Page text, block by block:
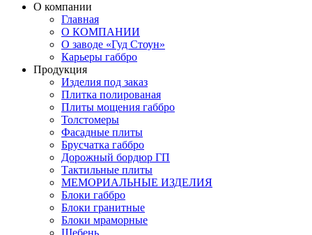
О компании
Главная
О КОМПАНИИ
О заводе «Гуд Стоун»
Карьеры габбро
Продукция
Изделия под заказ
Плитка полированая
Плиты мощения габбро
Толстомеры
Фасадные плиты
Брусчатка габбро
Дорожный бордюр ГП
Тактильные плиты
МЕМОРИАЛЬНЫЕ ИЗДЕЛИЯ
Блоки габбро
Блоки гранитные
Блоки мраморные
Щебень